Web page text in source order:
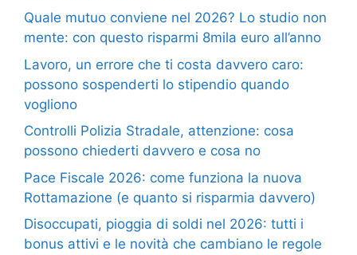
Quale mutuo conviene nel 2026? Lo studio non
mente: con questo risparmi 8mila euro all’anno
Lavoro, un errore che ti costa davvero caro:
possono sospenderti lo stipendio quando
vogliono
Controlli Polizia Stradale, attenzione: cosa
possono chiederti davvero e cosa no
Pace Fiscale 2026: come funziona la nuova
Rottamazione (e quanto si risparmia davvero)
Disoccupati, pioggia di soldi nel 2026: tutti i
bonus attivi e le novità che cambiano le regole